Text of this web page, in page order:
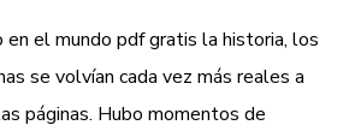
el mundo pdf gratis la historia, los
se volvían cada vez más reales a
páginas. Hubo momentos de